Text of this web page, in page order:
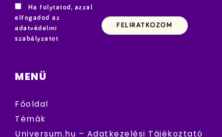
Ha folytatod, azzal
elfogadod az
adatvédelmi
szabályzatot
MENÜ
Főoldal
Témák
Universum.hu – Adatkezelési Tájékoztató